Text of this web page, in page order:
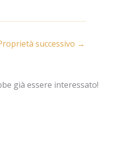
successivo →
già essere interessato!